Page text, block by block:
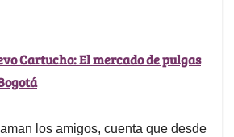
Cartucho: El mercado de pulgas
los amigos, cuenta que desde